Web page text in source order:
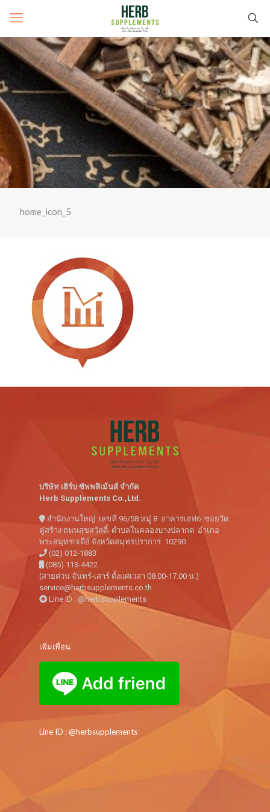
home_icon_5
บริษัท เฮิร์บ ซัพพลิเม้นส์ จำกัด
Herb Supplements Co.,Ltd.
สำนักงานใหญ่ :เลขที่ 96/58 หมู่ 8 อาคารเอฟ6 ซอยวัด
คู่สร้าง ถนนสุขสวัสดิ์ ตำบลในคลองบางปลากด อำเภอ
พระสมุทรเจดีย์ จังหวัดสมุทรปราการ 10290
(02) 012-1883
(085) 113-4422
(สายด่วน จันทร์-เสาร์ ตั้งแต่เวลา 08.00-17.00 น.)
service@herbsupplements.co.th
Line ID : @herbsupplements
เพิ่มเพื่อน
Line ID : @herbsupplements